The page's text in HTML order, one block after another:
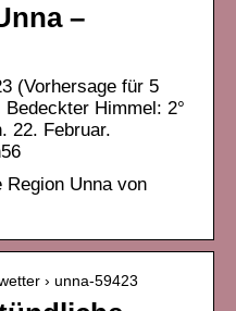
–
(Vorhersage für 5
Bedeckter Himmel: 2°
22. Februar.
Region Unna von
› unna-59423